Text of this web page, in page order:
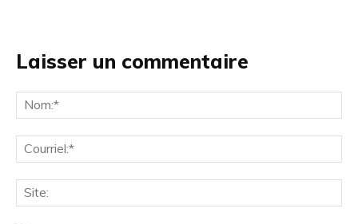
Laisser un commentaire